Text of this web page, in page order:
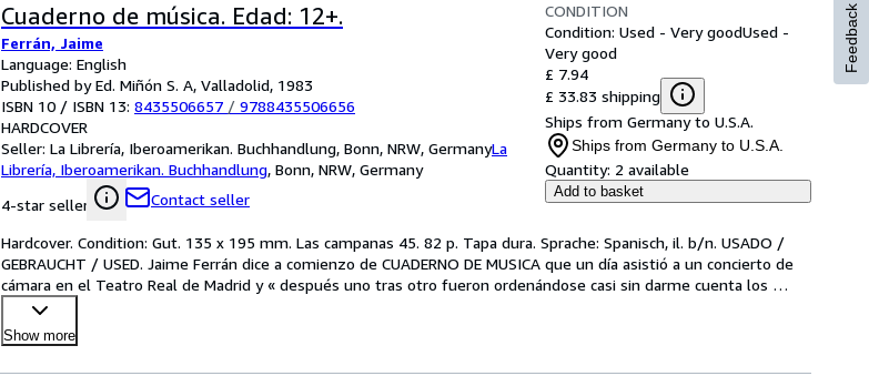
Cuaderno de música. Edad: 12+.
Ferrán, Jaime
Language: English
Published by Ed. Miñón S. A, Valladolid, 1983
ISBN 10 / ISBN 13: 8435506657 / 9788435506656
HARDCOVER
Seller: La Librería, Iberoamerikan. Buchhandlung, Bonn, NRW, GermanyLa
Librería, Iberoamerikan. Buchhandlung, Bonn, NRW, Germany
4-star seller
Contact seller
CONDITION
Condition: Used - Very goodUsed -
Very good
£ 7.94
£ 33.83 shipping
Ships from Germany to U.S.A.
Ships from Germany to U.S.A.
Quantity: 2 available
Add to basket
Hardcover. Condition: Gut. 135 x 195 mm. Las campanas 45. 82 p. Tapa dura. Sprache: Spanisch, il. b/n. USADO /
GEBRAUCHT / USED. Jaime Ferrán dice a comienzo de CUADERNO DE MUSICA que un día asistió a un concierto de
cámara en el Teatro Real de Madrid y « después uno tras otro fueron ordenándose casi sin darme cuenta los
poemas
Show more
Feedback